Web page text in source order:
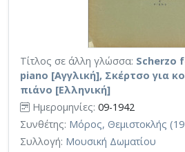
Τίτλος σε άλλη γλώσσα: Scherzo
piano [Αγγλική], Σκέρτσο για
πιάνο [Ελληνική]
Ημερομηνίες: 09-1942
Συνθέτης: Μόρος, Θεμιστοκλής
Συλλογή: Μουσική Δωματίου